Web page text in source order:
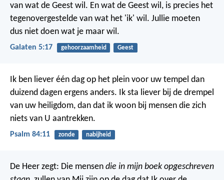
van wat de Geest wil. En wat de Geest wil, is precies het
tegenovergestelde van wat het 'ik' wil. Jullie moeten
dus niet doen wat je maar wil.
Galaten 5:17 gehoorzaamheid Geest
Ik ben liever één dag op het plein voor uw tempel dan
duizend dagen ergens anders. Ik sta liever bij de drempel
van uw heiligdom, dan dat ik woon bij mensen die zich
niets van U aantrekken.
Psalm 84:11 zonde nabijheid
De Heer zegt: Die mensen die in mijn boek opgeschreven